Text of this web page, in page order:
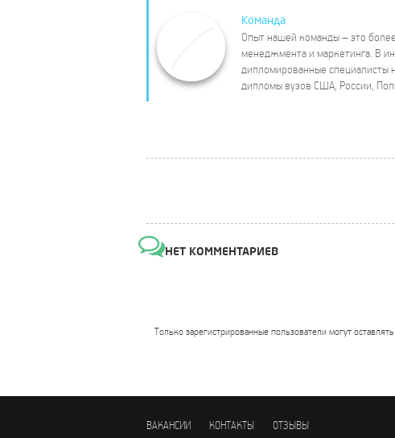
Команда
Опыт нашей команды – это
менеджмента и маркетинга. В
дипломированные специалисты
дипломы вузов США, России,
НЕТ КОММЕНТАРИЕВ
Только зарегистрированные пользователи могут
ВАКАНСИИ КОНТАКТЫ ОТЗЫВЫ